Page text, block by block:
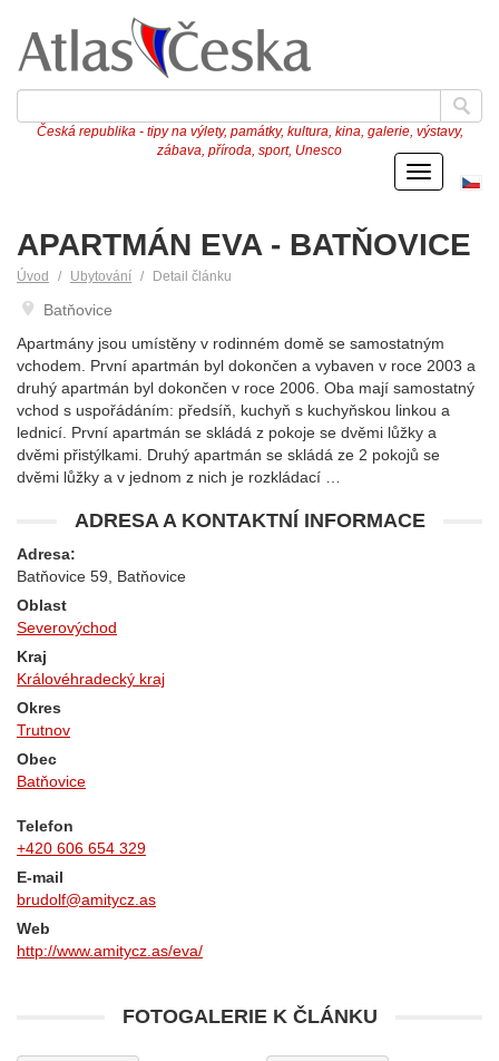
Česká republika - tipy na výlety, památky, kultura, kina, galerie, výstavy,
zábava, příroda, sport, Unesco
Menu
APARTMÁN EVA - BATŇOVICE
Úvod Ubytování Detail článku
Batňovice
Apartmány jsou umístěny v rodinném domě se samostatným
vchodem. První apartmán byl dokončen a vybaven v roce 2003 a
druhý apartmán byl dokončen v roce 2006. Oba mají samostatný
vchod s uspořádáním: předsíň, kuchyň s kuchyňskou linkou a
lednicí. První apartmán se skládá z pokoje se dvěmi lůžky a
dvěmi přistýlkami. Druhý apartmán se skládá ze 2 pokojů se
dvěmi lůžky a v jednom z nich je rozkládací …
ADRESA A KONTAKTNÍ INFORMACE
Adresa:
Batňovice 59, Batňovice
Oblast
Severovýchod
Kraj
Královéhradecký kraj
Okres
Trutnov
Obec
Batňovice
Telefon
+420 606 654 329
E-mail
brudolf@amitycz.as
Web
http://www.amitycz.as/eva/
FOTOGALERIE K ČLÁNKU